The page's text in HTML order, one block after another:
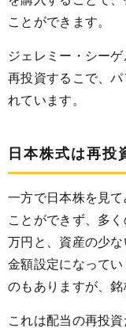
ことができます。
ジェレミー・シー
再投資するこで、
れています。
日本株式は再投
一方で日本株を見
ことができず、多
万円と、資産の少
金額設定になって
のもありますが、銘
これは配当の再投